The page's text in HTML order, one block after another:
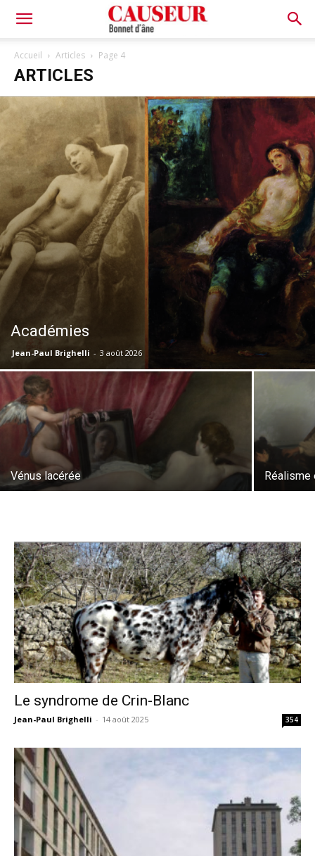
Bonnet
d'âne
Accueil Articles Page 4
ARTICLES
Académies
Jean-Paul Brighelli - 3 août 2026
Vénus lacérée Réalisme
Le syndrome de Crin-Blanc
Jean-Paul Brighelli - 14 août 2025 354